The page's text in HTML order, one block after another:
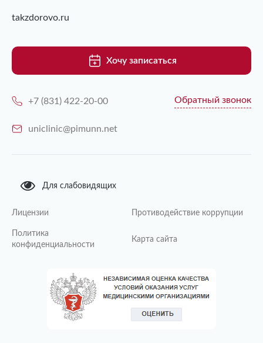
takzdorovo.ru
Хочу записаться
+7 (831) 422-20-00 Обратный звонок
uniclinic@pimunn.net
Для слабовидящих
Лицензии Противодействие коррупции
Политика
конфиденциальности
Карта сайта